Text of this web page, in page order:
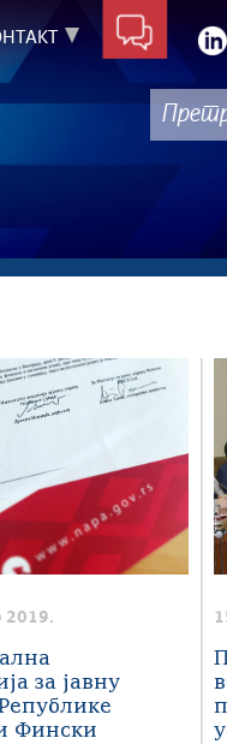
2019.
за јавну
Фински